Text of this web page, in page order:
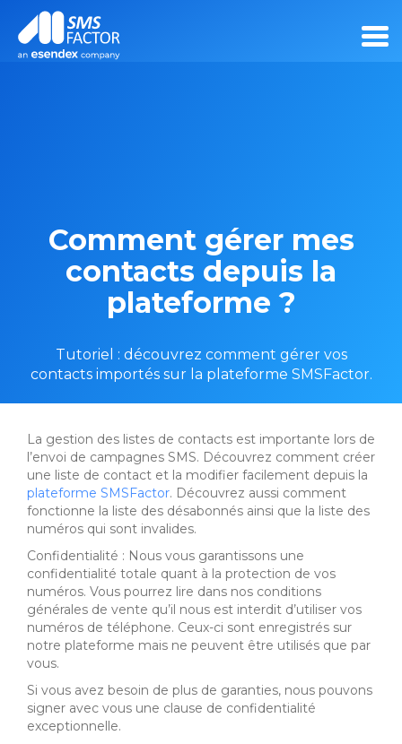
Comment gérer mes
contacts depuis la
plateforme ?
Tutoriel : découvrez comment gérer vos
contacts importés sur la plateforme SMSFactor.
La gestion des listes de contacts est importante lors de
l’envoi de campagnes SMS. Découvrez comment créer
une liste de contact et la modifier facilement depuis la
plateforme SMSFactor. Découvrez aussi comment
fonctionne la liste des désabonnés ainsi que la liste des
numéros qui sont invalides.
Confidentialité : Nous vous garantissons une
confidentialité totale quant à la protection de vos
numéros. Vous pourrez lire dans nos conditions
générales de vente qu’il nous est interdit d’utiliser vos
numéros de téléphone. Ceux-ci sont enregistrés sur
notre plateforme mais ne peuvent être utilisés que par
vous.
Si vous avez besoin de plus de garanties, nous pouvons
signer avec vous une clause de confidentialité
exceptionnelle.